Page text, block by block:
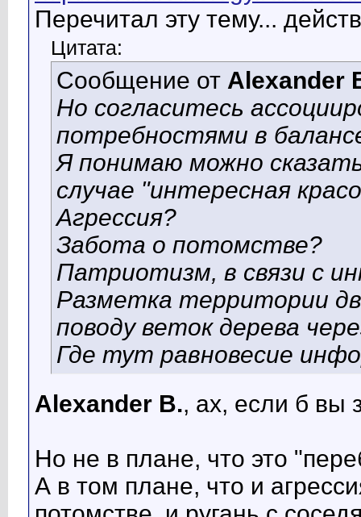
Перечитал эту тему...
Цитата:
Сообщение от Alexander
Но согласитесь
потребностями в
Я понимаю можно
случае "интересная
Агрессия?
Забота о потомстве?
Патриотизм, в связи с
Разметка территории
поводу веток дерева
Где тут равновесие
Alexander B., ах, если б вы
Но не в плане, что это
А в том плане, что и